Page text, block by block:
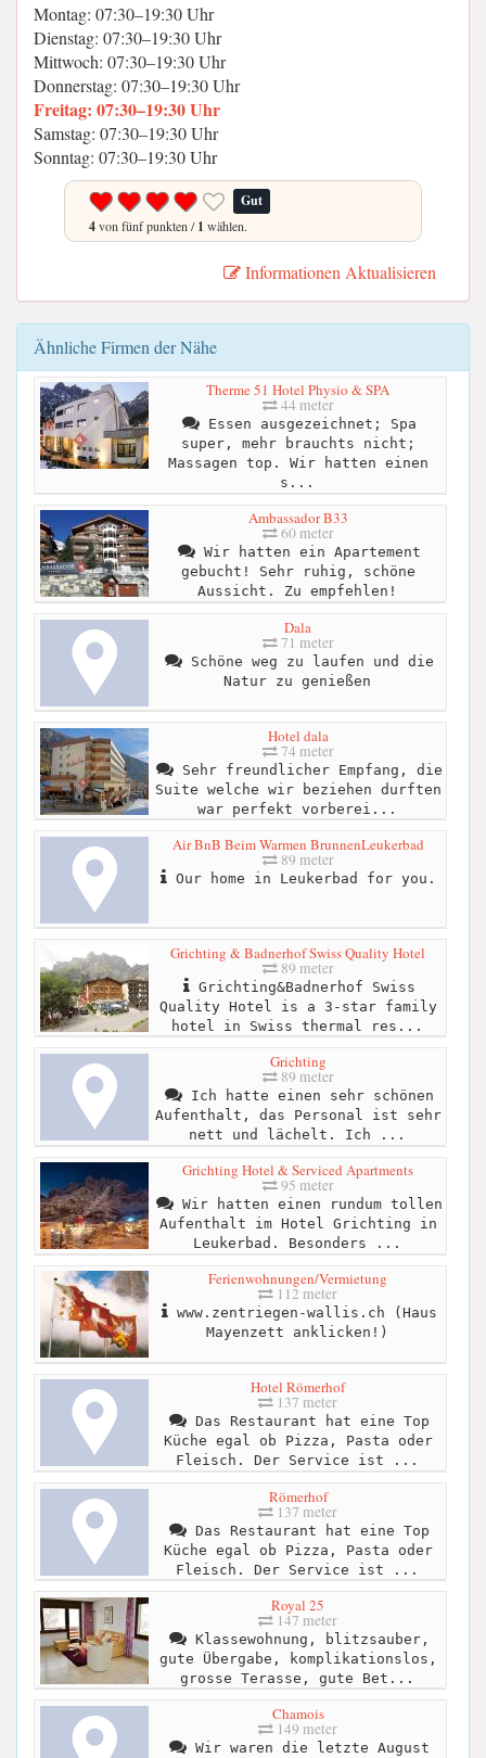
Montag: 07:30–19:30 Uhr
Dienstag: 07:30–19:30 Uhr
Mittwoch: 07:30–19:30 Uhr
Donnerstag: 07:30–19:30 Uhr
Freitag: 07:30–19:30 Uhr
Samstag: 07:30–19:30 Uhr
Sonntag: 07:30–19:30 Uhr
Gut
4von fünf punkten /1 wählen.
Informationen Aktualisieren
Ähnliche Firmen der Nähe
Therme 51 Hotel Physio & SPA
44 meter
Essen ausgezeichnet; Spa
super, mehr brauchts nicht;
Massagen top. Wir hatten einen
s...
Ambassador B33
60 meter
Wir hatten ein Apartement
gebucht! Sehr ruhig, schöne
Aussicht. Zu empfehlen!
Dala
71 meter
Schöne weg zu laufen und die
Natur zu genießen
Hotel dala
74 meter
Sehr freundlicher Empfang, die
Suite welche wir beziehen durften
war perfekt vorberei...
Air BnB Beim Warmen BrunnenLeukerbad
89 meter
Our home in Leukerbad for you.
Grichting & Badnerhof Swiss Quality Hotel
89 meter
Grichting&Badnerhof Swiss
Quality Hotel is a 3-star family
hotel in Swiss thermal res...
Grichting
89 meter
Ich hatte einen sehr schönen
Aufenthalt, das Personal ist sehr
nett und lächelt. Ich ...
Grichting Hotel & Serviced Apartments
95 meter
Wir hatten einen rundum tollen
Aufenthalt im Hotel Grichting in
Leukerbad. Besonders ...
Ferienwohnungen/Vermietung
112 meter
www.zentriegen-wallis.ch (Haus
Mayenzett anklicken!)
Hotel Römerhof
137 meter
Das Restaurant hat eine Top
Küche egal ob Pizza, Pasta oder
Fleisch. Der Service ist ...
Römerhof
137 meter
Das Restaurant hat eine Top
Küche egal ob Pizza, Pasta oder
Fleisch. Der Service ist ...
Royal 25
147 meter
Klassewohnung, blitzsauber,
gute Übergabe, komplikationslos,
grosse Terasse, gute Bet...
Chamois
149 meter
Wir waren die letzte August